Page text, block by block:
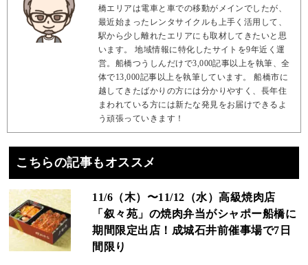
橋エリアは電車と車での移動がメインでしたが、
最近始まったレンタサイクルも上手く活用して、
駅から少し離れたエリアにも取材してきたいと思
います。 地域情報に特化したサイトを9年近く運
営。船橋つうしんだけで3,000記事以上を執筆、全
体で13,000記事以上を執筆しています。 船橋市に
越してきたばかりの方には分かりやすく、長年住
まわれている方には新たな発見をお届けできるよ
う頑張っていきます！
こちらの記事もオススメ
11/6（木）〜11/12（水）高級焼肉店
「叙々苑」の焼肉弁当がシャポー船橋に
期間限定出店！成城石井前催事場で7日
間限り